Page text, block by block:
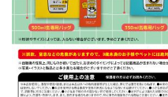
景品・玩具・文具
販促用カプセルトイ